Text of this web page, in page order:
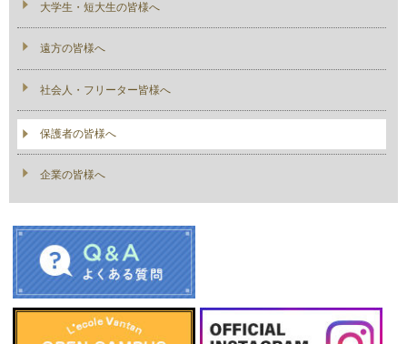
大学生・短大生の皆様へ
遠方の皆様へ
社会人・フリーター皆様へ
保護者の皆様へ
企業の皆様へ